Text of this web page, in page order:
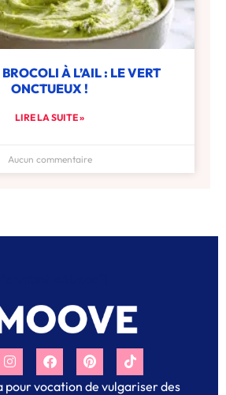
À L’AIL : LE VERT
ONCTUEUX !
LIRE LA SUITE »
Aucun commentaire
pour vocation de vulgariser des